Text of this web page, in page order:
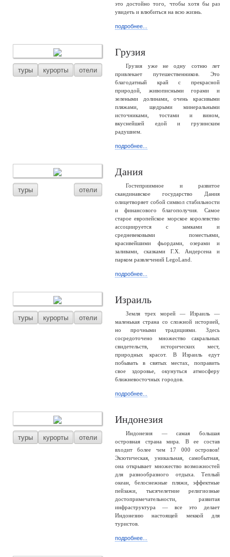
это достойно того, чтобы хотя бы раз
увидеть и влюбиться на всю жизнь.
подробнее...
туры курорты отели
Грузия
Грузия уже не одну сотню лет
привлекает путешественников. Это
благодатный край с прекрасной
природой, живописными горами и
зелеными долинами, очень красивыми
пляжами, щедрыми минеральными
источниками, тостами и вином,
вкуснейшей едой и грузинским
радушием.
подробнее...
туры отели
Дания
Гостеприимное и развитое
скандинавское государство Дания
олицетворяет собой символ стабильности
и финансового благополучия. Самое
старое европейское морское королевство
ассоциируется с замками и
средневековыми поместьями,
красивейшими фьордами, озерами и
заливами, сказками Г.Х. Андерсена и
парком развлечений LegoLand.
подробнее...
туры курорты отели
Израиль
Земля трех морей — Израиль —
маленькая страна со сложной историей,
но прочными традициями. Здесь
сосредоточено множество сакральных
свидетельств, исторических мест,
природных красот. В Израиль едут
побывать в святых местах, поправить
свое здоровье, окунуться атмосферу
ближневосточных городов.
подробнее...
туры курорты отели
Индонезия
Индонезия — самая большая
островная страна мира. В ее состав
входит более чем 17 000 островов!
Экзотическая, уникальная, самобытная,
она открывает множество возможностей
для разнообразного отдыха. Теплый
океан, белоснежные пляжи, эффектные
пейзажи, тысячелетние религиозные
достопримечательности, развитая
инфраструктура — все это делает
Индонезию настоящей меккой для
туристов.
подробнее...